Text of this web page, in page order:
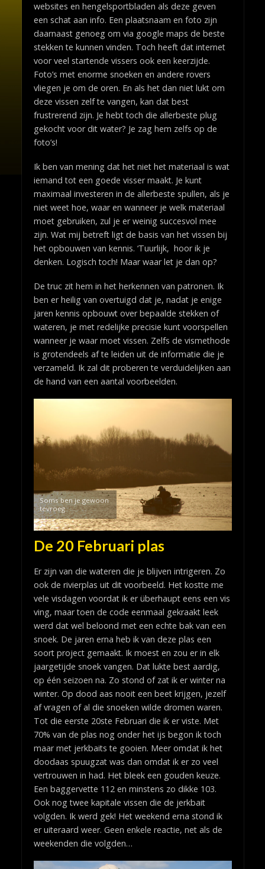
websites en hengelsportbladen als deze geven
een schat aan info. Een plaatsnaam en foto zijn
daarnaast genoeg om via google maps de beste
stekken te kunnen vinden. Toch heeft dat internet
voor veel startende vissers ook een keerzijde.
Foto’s met enorme snoeken en andere rovers
vliegen je om de oren. En als het dan niet lukt om
deze vissen zelf te vangen, kan dat best
frustrerend zijn. Je hebt toch die allerbeste plug
gekocht voor dit water? Je zag hem zelfs op de
foto’s!
Ik ben van mening dat het niet het materiaal is wat
iemand tot een goede visser maakt. Je kunt
maximaal investeren in de allerbeste spullen, als je
niet weet hoe, waar en wanneer je welk materiaal
moet gebruiken, zul je er weinig succesvol mee
zijn. Wat mij betreft ligt de basis van het vissen bij
het opbouwen van kennis. ‘Tuurlijk, hoor ik je
denken. Logisch toch! Maar waar let je dan op?
De truc zit hem in het herkennen van patronen. Ik
ben er heilig van overtuigd dat je, nadat je enige
jaren kennis opbouwt over bepaalde stekken of
wateren, je met redelijke precisie kunt voorspellen
wanneer je waar moet vissen. Zelfs de vismethode
is grotendeels af te leiden uit de informatie die je
verzameld. Ik zal dit proberen te verduidelijken aan
de hand van een aantal voorbeelden.
Soms ben je gewoon
tevroeg
De 20 Februari plas
Er zijn van die wateren die je blijven intrigeren. Zo
ook de rivierplas uit dit voorbeeld. Het kostte me
vele visdagen voordat ik er überhaupt eens een vis
ving, maar toen de code eenmaal gekraakt leek
werd dat wel beloond met een echte bak van een
snoek. De jaren erna heb ik van deze plas een
soort project gemaakt. Ik moest en zou er in elk
jaargetijde snoek vangen. Dat lukte best aardig,
op één seizoen na. Zo stond of zat ik er winter na
winter. Op dood aas nooit een beet krijgen, jezelf
af vragen of al die snoeken wilde dromen waren.
Tot die eerste 20ste Februari die ik er viste. Met
70% van de plas nog onder het ijs begon ik toch
maar met jerkbaits te gooien. Meer omdat ik het
doodaas spuugzat was dan omdat ik er zo veel
vertrouwen in had. Het bleek een gouden keuze.
Een baggervette 112 en minstens zo dikke 103.
Ook nog twee kapitale vissen die de jerkbait
volgden. Ik werd gek! Het weekend erna stond ik
er uiteraard weer. Geen enkele reactie, net als de
weekenden die volgden…